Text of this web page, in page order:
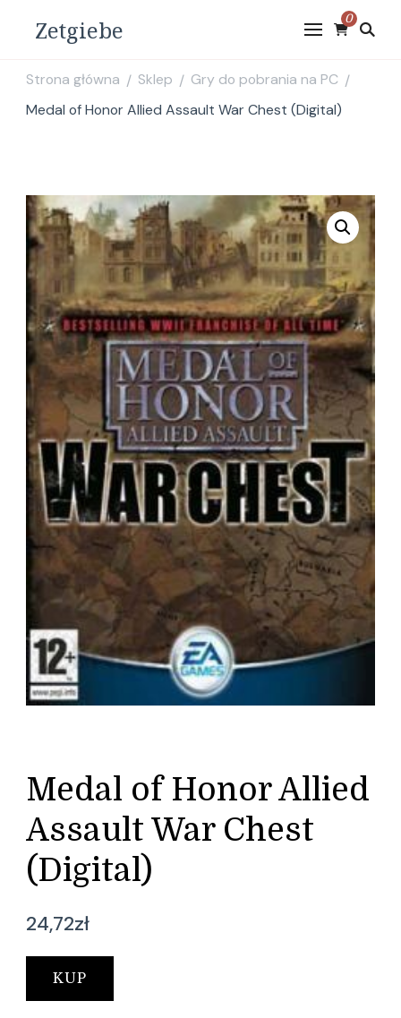
Zetgiebe 0
Strona główna / Sklep / Gry do pobrania na PC /
Medal of Honor Allied Assault War Chest (Digital)
Medal of Honor Allied
Assault War Chest
(Digital)
24,72zł
KUP